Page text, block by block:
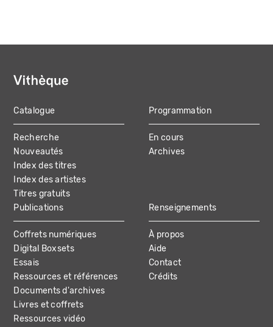
MAIN
NAVIGATION
Catalogue
Recherche
Nouveautés
Index des titres
Index des artistes
Titres gratuits
Programmation
En cours
Archives
Publications
Coffrets numériques
Digital Boxsets
Essais
Ressources et références
Documents d'archives
Livres et coffrets
Ressources vidéo
Renseignements
À propos
Aide
Contact
Crédits